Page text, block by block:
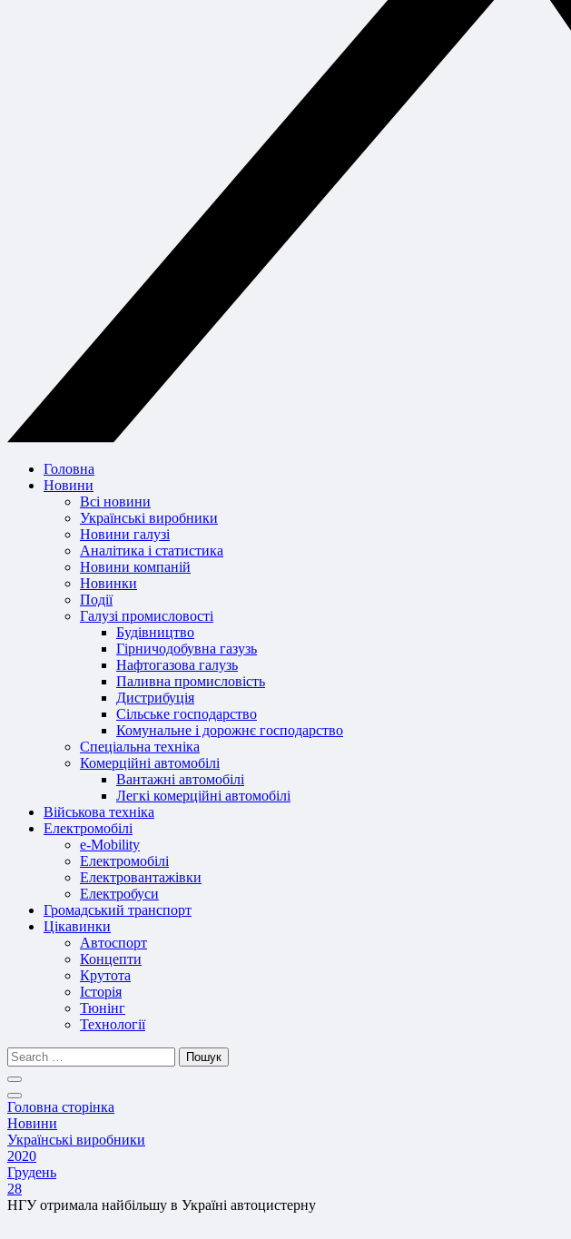
Головна
Новини
Всі новини
Українські виробники
Новини галузі
Аналітика і статистика
Новини компаній
Новинки
Події
Галузі промисловості
Будівництво
Гірничодобувна газузь
Нафтогазова галузь
Паливна промисловість
Дистрибуція
Сільське господарство
Комунальне і дорожнє господарство
Спеціальна техніка
Комерційні автомобілі
Вантажні автомобілі
Легкі комерційні автомобілі
Військова техніка
Електромобілі
e-Mobility
Електромобілі
Електровантажівки
Електробуси
Громадський транспорт
Цікавинки
Автоспорт
Концепти
Крутота
Історія
Тюнінг
Технології
Пошук
Головна сторінка
Новини
Українські виробники
2020
Грудень
28
НГУ отримала найбільшу в Україні автоцистерну